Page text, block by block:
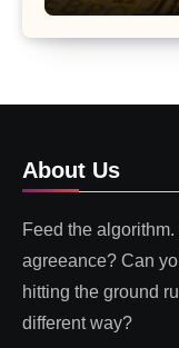
About Us
Feed the
agreeance? Can
hitting the ground
different way?